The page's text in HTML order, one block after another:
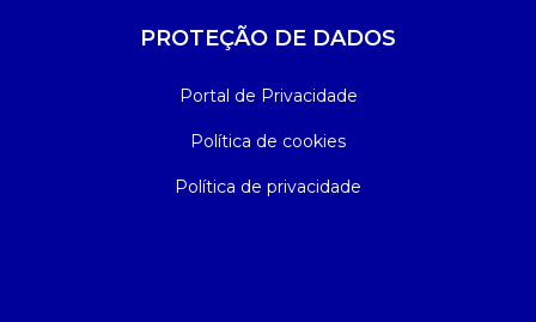
PROTEÇÃO DE DADOS
Portal de Privacidade
Política de cookies
Política de privacidade